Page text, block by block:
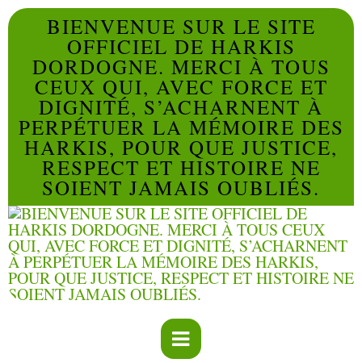
BIENVENUE SUR LE SITE
OFFICIEL DE HARKIS
DORDOGNE. MERCI À TOUS
CEUX QUI, AVEC FORCE ET
DIGNITÉ, S’ACHARNENT À
PERPÉTUER LA MÉMOIRE DES
HARKIS, POUR QUE JUSTICE,
RESPECT ET HISTOIRE NE
SOIENT JAMAIS OUBLIÉS.